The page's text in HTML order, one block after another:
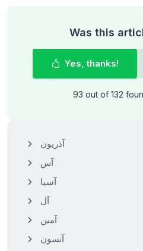
Was this
Yes, thanks!
93 out of 132
آذريون
آس
آسيا
آل
آمين
آنسون